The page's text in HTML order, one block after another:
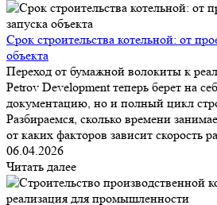
Срок строительства котельной: от
объекта
Переход от бумажной волокиты к
Petrov Development теперь берет на
документацию, но и полный цикл
Разбираемся, сколько времени
от каких факторов зависит скорость
06.04.2026
Читать далее